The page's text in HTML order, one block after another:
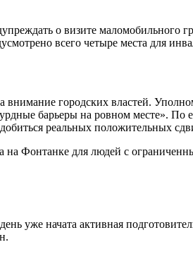
о визите
всего четыре места для
городских властей.
барьеры на ровном месте».
реальных положительных
на Фонтанке для людей с
уже начата активная